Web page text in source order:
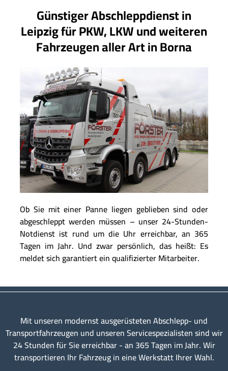
Günstiger Abschleppdienst in
Leipzig für PKW, LKW und weiteren
Fahrzeugen aller Art in Borna
Ob Sie mit einer Panne liegen geblieben sind oder
abgeschleppt werden müssen – unser 24-Stunden-
Notdienst ist rund um die Uhr erreichbar, an 365
Tagen im Jahr. Und zwar persönlich, das heißt: Es
meldet sich garantiert ein qualifizierter Mitarbeiter.
Mit unseren modernst ausgerüsteten Abschlepp- und
Transportfahrzeugen und unseren Servicespezialisten sind wir
24 Stunden für Sie erreichbar - an 365 Tagen im Jahr. Wir
transportieren Ihr Fahrzeug in eine Werkstatt Ihrer Wahl.